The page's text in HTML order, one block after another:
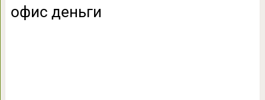
офис деньги